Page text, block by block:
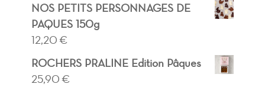
NOS PETITS PERSONNAGES DE
PAQUES 150g
12,20€
ROCHERS PRALINE Edition Pâques
25,90€